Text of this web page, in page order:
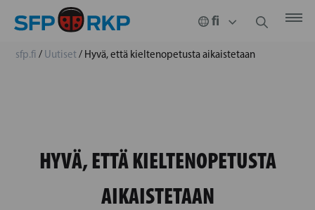
sfp.fi / Uutiset/ Hyvä, että kieltenopetusta aikaistetaan
HYVÄ, ETTÄ KIELTENOPETUSTA
AIKAISTETAAN